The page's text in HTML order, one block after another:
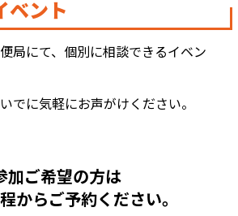
ベント
局にて、個別に相談できるイベン
でに気軽にお声がけください。
加ご希望の方は
からご予約ください。